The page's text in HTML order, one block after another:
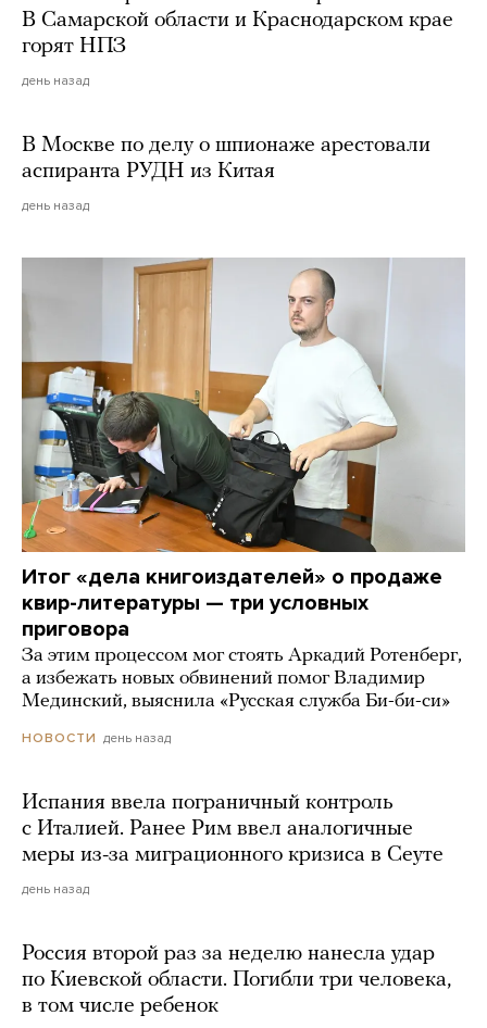
В Самарской области и Краснодарском крае
горят НПЗ
день назад
В Москве по делу о шпионаже арестовали
аспиранта РУДН из Китая
день назад
Итог «дела книгоиздателей» о продаже
квир-литературы — три условных
приговора
За этим процессом мог стоять Аркадий Ротенберг,
а избежать новых обвинений помог Владимир
Мединский, выяснила «Русская служба Би-би-си»
НОВОСТИ день назад
Испания ввела пограничный контроль
с Италией. Ранее Рим ввел аналогичные
меры из-за миграционного кризиса в Сеуте
день назад
Россия второй раз за неделю нанесла удар
по Киевской области. Погибли три человека,
в том числе ребенок